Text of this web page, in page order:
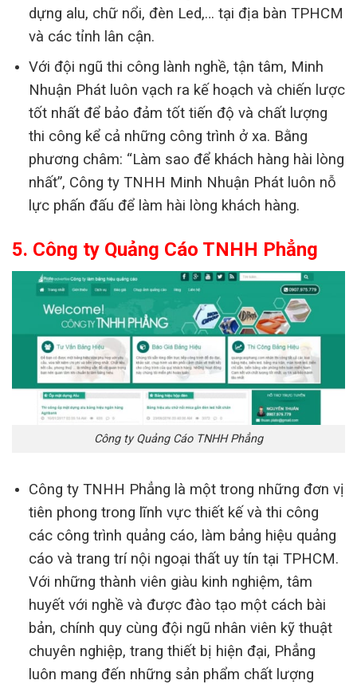
dựng alu, chữ nổi, đèn Led,… tại địa bàn TPHCM
và các tỉnh lân cận.
Với đội ngũ thi công lành nghề, tận tâm, Minh
Nhuận Phát luôn vạch ra kế hoạch và chiến lược
tốt nhất để bảo đảm tốt tiến độ và chất lượng
thi công kể cả những công trình ở xa. Bằng
phương châm: “Làm sao để khách hàng hài lòng
nhất”, Công ty TNHH Minh Nhuận Phát luôn nỗ
lực phấn đấu để làm hài lòng khách hàng.
5. Công ty Quảng Cáo TNHH Phẳng
Công ty Quảng Cáo TNHH Phẳng
Công ty TNHH Phẳng là một trong những đơn vị
tiên phong trong lĩnh vực thiết kế và thi công
các công trình quảng cáo, làm bảng hiệu quảng
cáo và trang trí nội ngoại thất uy tín tại TPHCM.
Với những thành viên giàu kinh nghiệm, tâm
huyết với nghề và được đào tạo một cách bài
bản, chính quy cùng đội ngũ nhân viên kỹ thuật
chuyên nghiệp, trang thiết bị hiện đại, Phẳng
luôn mang đến những sản phẩm chất lượng